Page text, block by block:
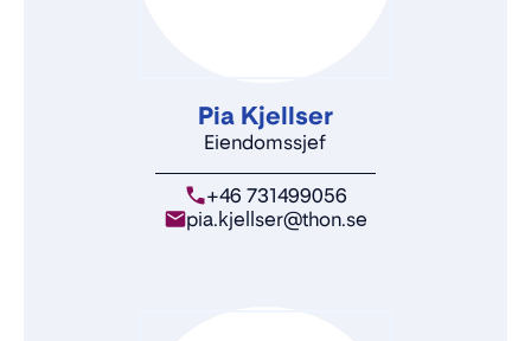
Pia Kjellser
Eiendomssjef
+46 731499056
pia.kjellser@thon.se